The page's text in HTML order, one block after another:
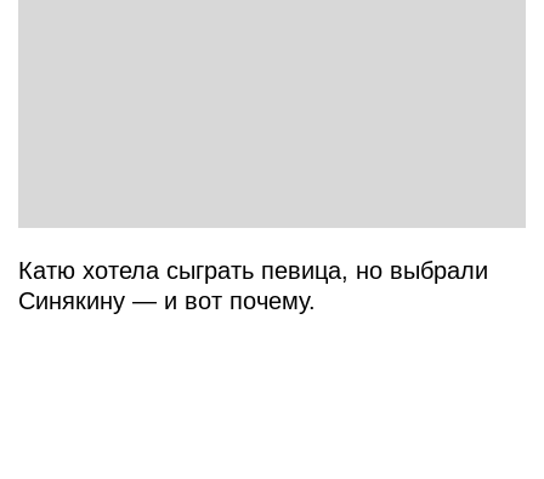
Катю хотела сыграть певица, но выбрали
Синякину — и вот почему.